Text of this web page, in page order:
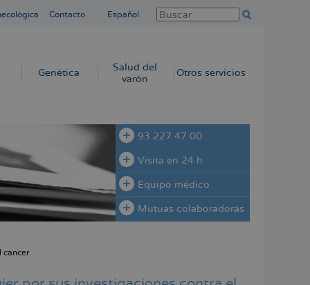
Contacto Español
Genética
Salud del
varón
Otros servicios
93 227 47 00
Visita en 24 h
Equipo médico
Mutuas colaboradoras
cáncer